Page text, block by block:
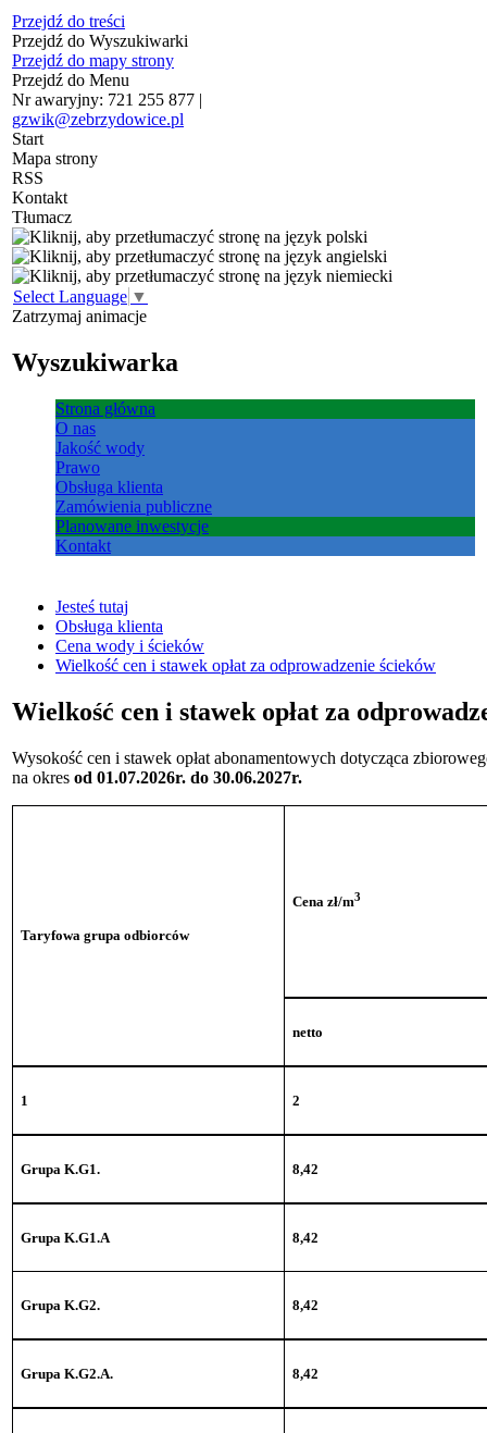
Przejdź do treści
Przejdź do Wyszukiwarki
Przejdź do mapy strony
Przejdź do Menu
Nr awaryjny: 721 255 877 |
gzwik@zebrzydowice.pl
Start
Mapa strony
RSS
Kontakt
Tłumacz
Select Language ▼
Zatrzymaj animacje
Wyszukiwarka
Strona główna
O nas
Jakość wody
Prawo
Obsługa klienta
Zamówienia publiczne
Planowane inwestycje
Kontakt
Jesteś tutaj
Obsługa klienta
Cena wody i ścieków
Wielkość cen i stawek opłat za odprowadzenie ścieków
Wielkość cen i stawek opłat za
Wysokość cen i stawek opłat abonamentowych dotycząca
na okres od 01.07.2026r. do 30.06.2027r.
Taryfowa grupa odbiorców
Cena zł/m3
netto
1 2
Grupa K.G1. 8,42
Grupa K.G1.A 8,42
Grupa K.G2. 8,42
Grupa K.G2.A. 8,42